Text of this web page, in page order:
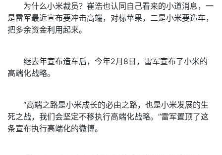
为什么小米裁员？崔浩也认同自己看来的小道消息，一
是雷军最近宣布要冲击高端，对标苹果，二是小米要造车，
把多余资金利用起来。
继去年宣布造车后，今年2月8日，雷军宣布了小米的
高端化战略。
“高端之路是小米成长的必由之路，也是小米发展的生
死之战，我们会坚定不移执行高端化战略。”雷军置顶了这
条宣布执行高端化的微博。